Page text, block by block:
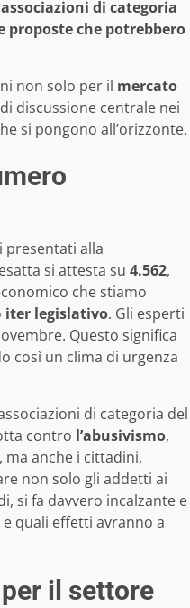
di categoria
proposte che potrebbero
non solo per il mercato
discussione centrale nei
si pongono all’orizzonte.
presentati alla
si attesta su 4.562,
che stiamo
iter legislativo. Gli esperti
Questo significa
così un clima di urgenza
di categoria del
contro l’abusivismo,
anche i cittadini,
non solo gli addetti ai
si fa davvero incalzante e
quali effetti avranno a
il settore